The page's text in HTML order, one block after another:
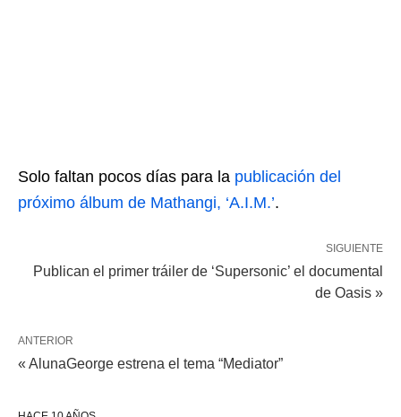
Solo faltan pocos días para la publicación del
próximo álbum de Mathangi, ‘A.I.M.’.
SIGUIENTE
Publican el primer tráiler de ‘Supersonic’ el documental
de Oasis »
ANTERIOR
« AlunaGeorge estrena el tema “Mediator”